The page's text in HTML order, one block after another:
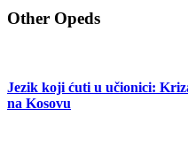
Other Opeds
Jezik koji ćuti u učionici:
na Kosovu